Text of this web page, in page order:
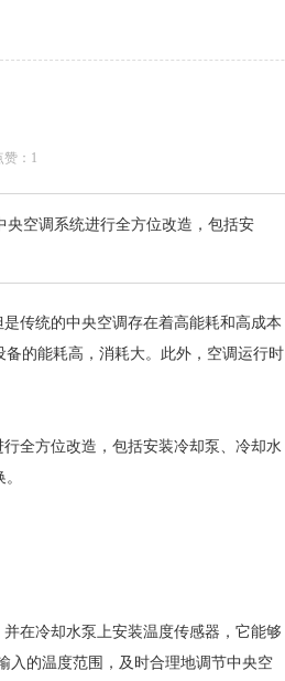
赞： 1
空调系统进行全方位改造，包括安
传统的中央空调存在着高能耗和高成本
备的能耗高，消耗大。此外，空调运行时
全方位改造，包括安装冷却泵、冷却水
在冷却水泵上安装温度传感器，它能够
入的温度范围，及时合理地调节中央空